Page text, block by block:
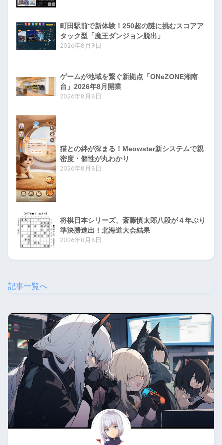
町田駅前で新体験！250超の謎に挑むスコアア
タック型「魔王ダンジョン脱出」
2026年8月9日
ゲームが地域を繋ぐ新拠点「ONeZONE湘南
台」2026年8月開業
2026年8月8日
猫との絆が深まる！Meowster新システムで親
密度・個性が丸わかり
2026年8月8日
将棋日本シリーズ、斎藤慎太郎八段が４年ぶり
準決勝進出！北海道大会結果
2026年8月8日
記事一覧へ